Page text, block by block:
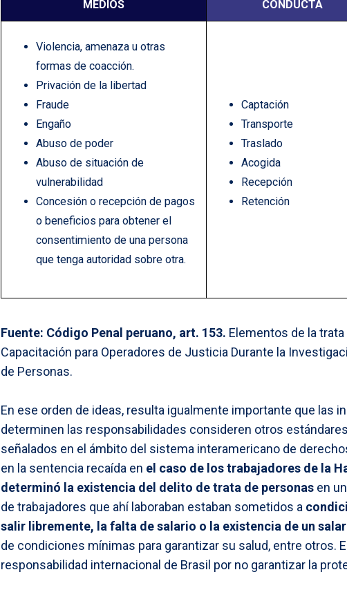
MEDIOS CONDUCTA
Violencia, amenaza u otras
formas de coacción.
Privación de la libertad
Fraude
Engaño
Abuso de poder
Abuso de situación de
vulnerabilidad
Concesión o recepción de pagos
o beneficios para obtener el
consentimiento de una persona
que tenga autoridad sobre otra.
Captación
Transporte
Traslado
Acogida
Recepción
Retención
Fuente: Código Penal peruano, art. 153. Elementos de la
Capacitación para Operadores de Justicia Durante la
de Personas.
En ese orden de ideas, resulta igualmente importante que las
determinen las responsabilidades consideren otros
señalados en el ámbito del sistema interamericano de
en la sentencia recaída en el caso de los trabajadores de la
determinó la existencia del delito de trata de personas en
de trabajadores que ahí laboraban estaban sometidos a
salir libremente, la falta de salario o la existencia de un
de condiciones mínimas para garantizar su salud, entre otros.
responsabilidad internacional de Brasil por no garantizar la